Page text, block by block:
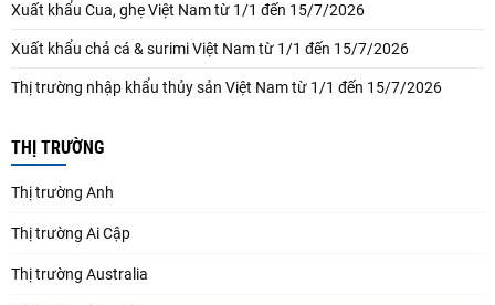
Xuất khẩu Cua, ghẹ Việt Nam từ 1/1 đến 15/7/2026
Xuất khẩu chả cá & surimi Việt Nam từ 1/1 đến 15/7/2026
Thị trường nhập khẩu thủy sản Việt Nam từ 1/1 đến 15/7/2026
THỊ TRƯỜNG
Thị trường Anh
Thị trường Ai Cập
Thị trường Australia